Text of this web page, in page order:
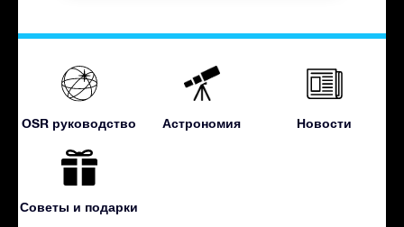
OSR руководство Астрономия Новости
Советы и подарки